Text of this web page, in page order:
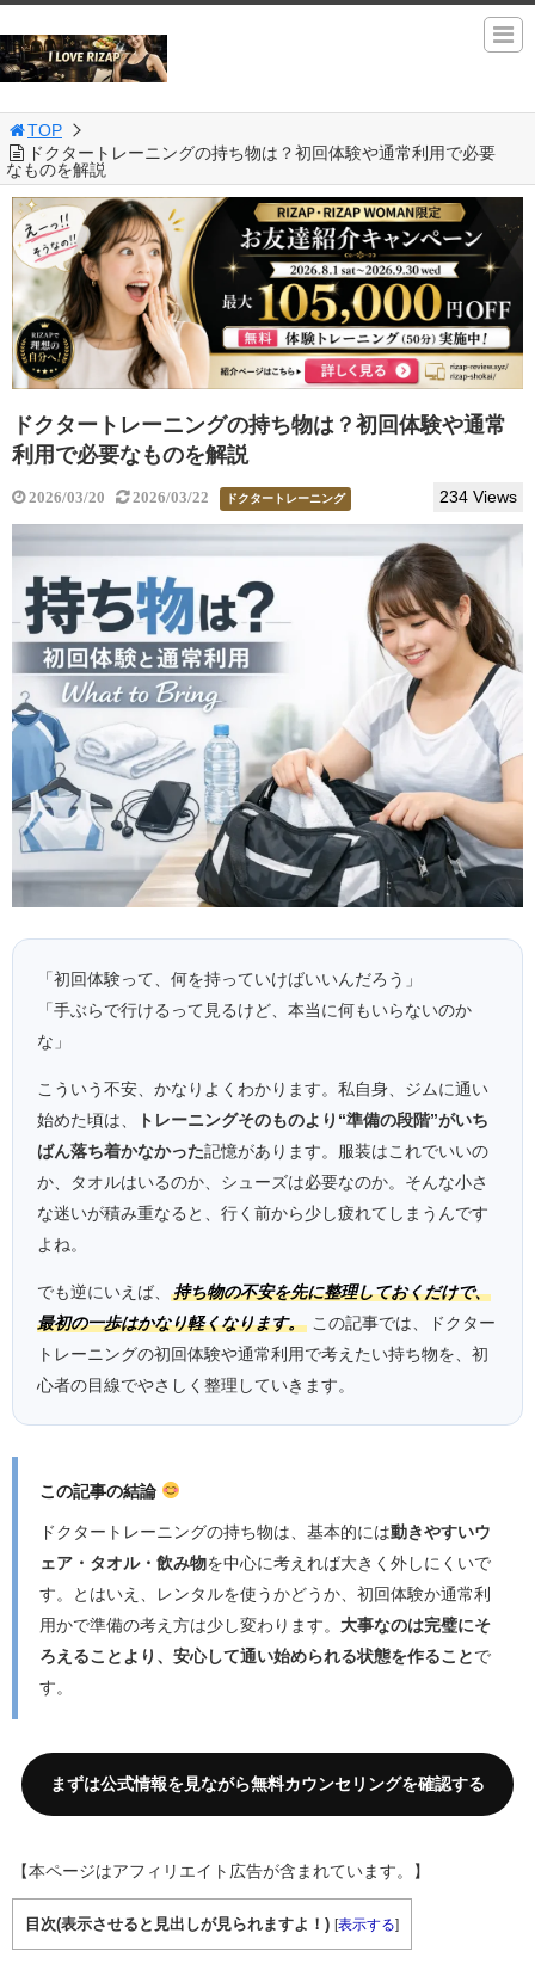
TOP
ドクタートレーニングの持ち物は？初回体験や通常利用で必要
なものを解説
ドクタートレーニングの持ち物は？初回体験や通常
利用で必要なものを解説
2026/03/20 2026/03/22 ドクタートレーニング 234 Views
「初回体験って、何を持っていけばいいんだろう」
「手ぶらで行けるって見るけど、本当に何もいらないのか
な」
こういう不安、かなりよくわかります。私自身、ジムに通い
始めた頃は、
トレーニングそのものより“準備の段階”がいち
ばん落ち着かなかった記憶があります。服装はこれでいいの
か、タオルはいるのか、シューズは必要なのか。そんな小さ
な迷いが積み重なると、行く前から少し疲れてしまうんです
よね。
でも逆にいえば、
持ち物の不安を先に整理しておくだけで、
最初の一歩はかなり軽くなります。 この記事では、ドクター
トレーニングの初回体験や通常利用で考えたい持ち物を、初
心者の目線でやさしく整理していきます。
この記事の結論
ドクタートレーニングの持ち物は、基本的には動きやすいウ
ェア・タオル・飲み物を中心に考えれば大きく外しにくいで
す。とはいえ、レンタルを使うかどうか、初回体験か通常利
用かで準備の考え方は少し変わります。 大事なのは完璧にそ
ろえることより、安心して通い始められる状態を作ることで
す。
まずは公式情報を見ながら無料カウンセリングを確認する
【本ページはアフィリエイト広告が含まれています。】
目次(表示させると見出しが見られますよ！) [表示する]